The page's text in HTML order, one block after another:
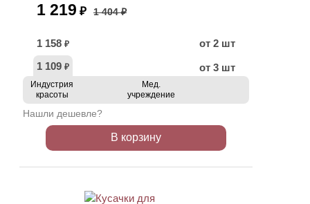
1 219 ₽ 1 404 ₽
1 158 ₽
от 2 шт
1 109 ₽ от 3 шт
Индустрия
красоты
Мед.
учреждение
Нашли дешевле?
В корзину